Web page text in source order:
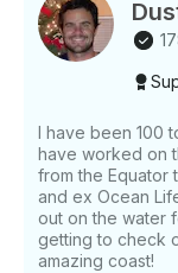
I have been 100
have worked on
from the Equator
and ex Ocean
out on the water
getting to check
amazing coast!